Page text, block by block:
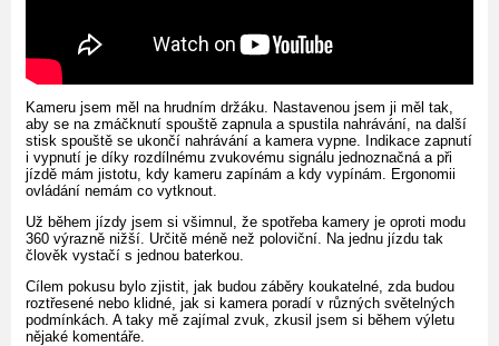
Kameru jsem měl na hrudním držáku. Nastavenou jsem ji měl tak,
aby se na zmáčknutí spouště zapnula a spustila nahrávání, na další
stisk spouště se ukončí nahrávání a kamera vypne. Indikace zapnutí
i vypnutí je díky rozdílnému zvukovému signálu jednoznačná a při
jízdě mám jistotu, kdy kameru zapínám a kdy vypínám. Ergonomii
ovládání nemám co vytknout.
Už během jízdy jsem si všimnul, že spotřeba kamery je oproti modu
360 výrazně nižší. Určitě méně než poloviční. Na jednu jízdu tak
člověk vystačí s jednou baterkou.
Cílem pokusu bylo zjistit, jak budou záběry koukatelné, zda budou
roztřesené nebo klidné, jak si kamera poradí v různých světelných
podmínkách. A taky mě zajímal zvuk, zkusil jsem si během výletu
nějaké komentáře.